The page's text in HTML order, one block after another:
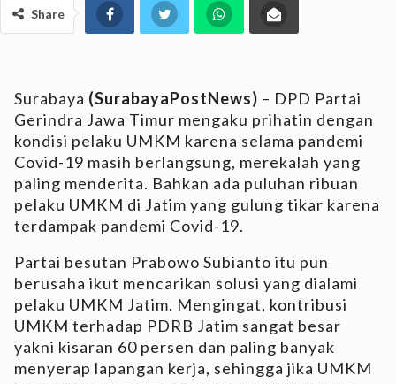
Share
Surabaya (SurabayaPostNews) – DPD Partai
Gerindra Jawa Timur mengaku prihatin dengan
kondisi pelaku UMKM karena selama pandemi
Covid-19 masih berlangsung, merekalah yang
paling menderita. Bahkan ada puluhan ribuan
pelaku UMKM di Jatim yang gulung tikar karena
terdampak pandemi Covid-19.
Partai besutan Prabowo Subianto itu pun
berusaha ikut mencarikan solusi yang dialami
pelaku UMKM Jatim. Mengingat, kontribusi
UMKM terhadap PDRB Jatim sangat besar
yakni kisaran 60 persen dan paling banyak
menyerap lapangan kerja, sehingga jika UMKM